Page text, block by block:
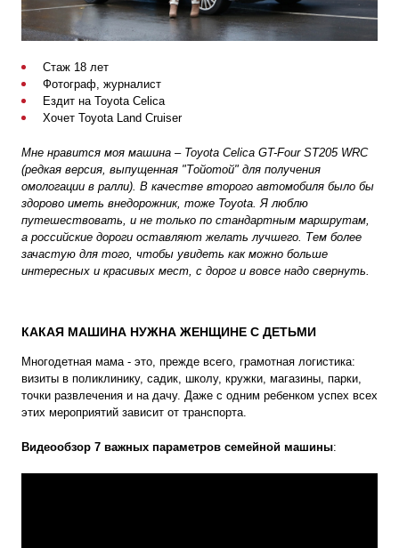
Стаж 18 лет
Фотограф, журналист
Ездит на Toyota Celica
Хочет Toyota Land Cruiser
Мне нравится моя машина – Toyota Celica GT-Four ST205 WRC
(редкая версия, выпущенная "Тойотой" для получения
омологации в ралли). В качестве второго автомобиля было бы
здорово иметь внедорожник, тоже Toyota. Я люблю
путешествовать, и не только по стандартным маршрутам,
а российские дороги оставляют желать лучшего. Тем более
зачастую для того, чтобы увидеть как можно больше
интересных и красивых мест, с дорог и вовсе надо свернуть.
КАКАЯ МАШИНА НУЖНА ЖЕНЩИНЕ С ДЕТЬМИ
Многодетная мама - это, прежде всего, грамотная логистика:
визиты в поликлинику, садик, школу, кружки, магазины, парки,
точки развлечения и на дачу. Даже с одним ребенком успех всех
этих мероприятий зависит от транспорта.
Видеообзор 7 важных параметров семейной машины: